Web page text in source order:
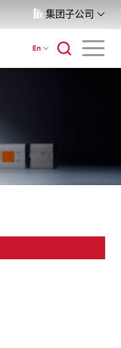
集团子公司
En